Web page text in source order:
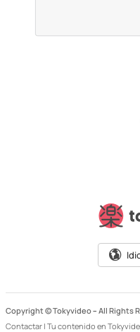
Copyright © Tokyvideo – All Rights
Contactar | Tu contenido en